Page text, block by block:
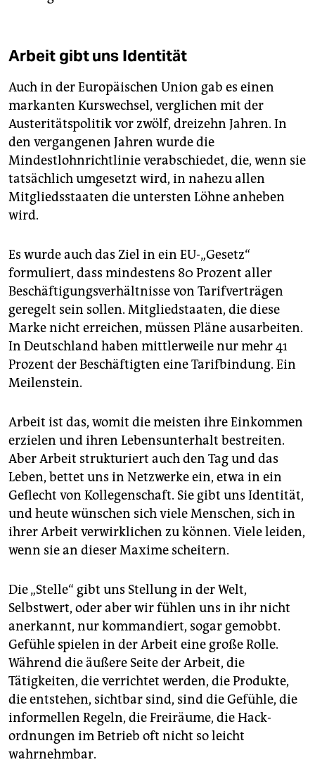
Arbeit gibt uns Identität
Auch in der Europäischen Union gab es einen
markanten Kurswechsel, verglichen mit der
Austeritätspolitik vor zwölf, dreizehn Jahren. In
den ver­gangenen Jahren wurde die
Mindestlohnrichtlinie verabschiedet, die, wenn sie
tatsächlich umgesetzt wird, in nahezu allen
Mitgliedsstaaten die ­untersten Löhne anheben
wird.
Es wurde auch das Ziel in ein EU-„Gesetz“
formuliert, dass mindestens 80 ­Prozent aller
Beschäftigungsverhältnisse von Tarifverträgen
geregelt sein sollen. Mitgliedstaaten, die diese
Marke nicht erreichen, müssen Pläne ausarbeiten.
In Deutschland haben mittlerweile nur mehr 41
Prozent der Beschäftigten eine Tarif­bindung. Ein
Meilenstein.
Arbeit ist das, womit die meisten ihre Einkommen
erzielen und ihren Lebensunterhalt bestreiten.
Aber Arbeit strukturiert auch den Tag und das
Leben, bettet uns in Netzwerke ein, etwa in ein
Geflecht von Kollegenschaft. Sie gibt uns Identität,
und heute wünschen sich viele Menschen, sich in
ihrer Arbeit verwirklichen zu können. Viele leiden,
wenn sie an dieser Maxime scheitern.
Die „Stelle“ gibt uns Stellung in der Welt,
Selbstwert, oder aber wir fühlen uns in ihr nicht
anerkannt, nur kommandiert, sogar gemobbt.
Gefühle spielen in der Arbeit eine große Rolle.
Während die äußere Seite der Arbeit, die
Tätigkeiten, die verrichtet werden, die Produkte,
die entstehen, sichtbar sind, sind die Gefühle, die
informellen Regeln, die Freiräume, die Hack­
ordnungen im Betrieb oft nicht so leicht
wahrnehmbar.